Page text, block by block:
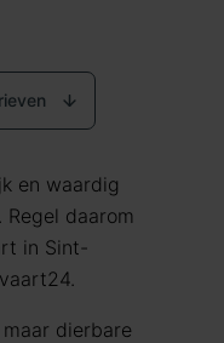
en waardig
daarom
in Sint-
dierbare